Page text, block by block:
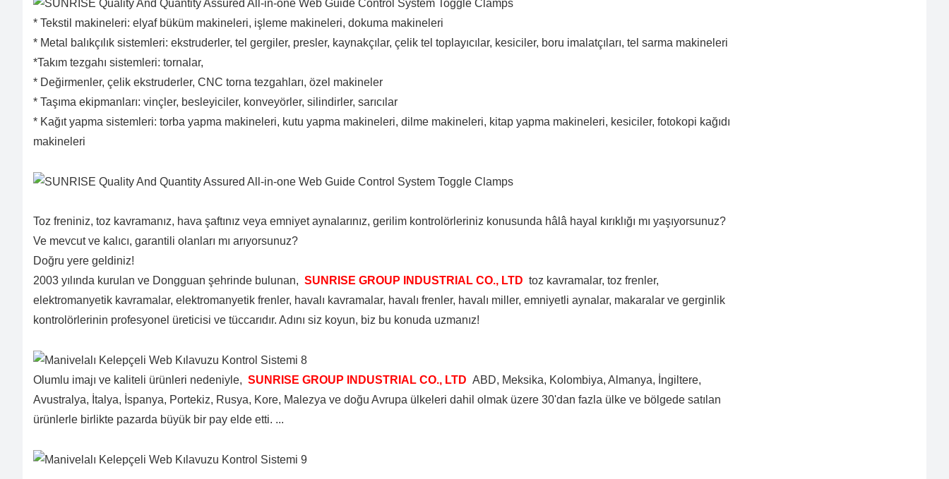
* Tekstil makineleri: elyaf büküm makineleri, işleme makineleri, dokuma makineleri
* Metal balıkçılık sistemleri: ekstruderler, tel gergiler, presler, kaynakçılar, çelik tel toplayıcılar, kesiciler, boru imalatçıları, tel sarma makineleri
*Takım tezgahı sistemleri: tornalar,
* Değirmenler, çelik ekstruderler, CNC torna tezgahları, özel makineler
* Taşıma ekipmanları: vinçler, besleyiciler, konveyörler, silindirler, sarıcılar
* Kağıt yapma sistemleri: torba yapma makineleri, kutu yapma makineleri, dilme makineleri, kitap yapma makineleri, kesiciler, fotokopi kağıdı
makineleri
Toz freniniz, toz kavramanız, hava şaftınız veya emniyet aynalarınız, gerilim kontrolörleriniz konusunda hâlâ hayal kırıklığı mı yaşıyorsunuz?
Ve mevcut ve kalıcı, garantili olanları mı arıyorsunuz?
Doğru yere geldiniz!
2003 yılında kurulan ve Dongguan şehrinde bulunan, SUNRISE GROUP INDUSTRIAL CO., LTD toz kavramalar, toz frenler,
elektromanyetik kavramalar, elektromanyetik frenler, havalı kavramalar, havalı frenler, havalı miller, emniyetli aynalar, makaralar ve gerginlik
kontrolörlerinin profesyonel üreticisi ve tüccarıdır. Adını siz koyun, biz bu konuda uzmanız!
Olumlu imajı ve kaliteli ürünleri nedeniyle, SUNRISE GROUP INDUSTRIAL CO., LTD ABD, Meksika, Kolombiya, Almanya, İngiltere,
Avustralya, İtalya, İspanya, Portekiz, Rusya, Kore, Malezya ve doğu Avrupa ülkeleri dahil olmak üzere 30'dan fazla ülke ve bölgede satılan
ürünlerle birlikte pazarda büyük bir pay elde etti. ...